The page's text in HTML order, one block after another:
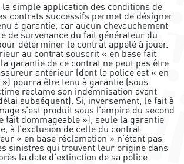
application des conditions de
contrats successifs permet de désigner
à garantie, car aucun chevauchement
de survenance du fait générateur du
déterminer le contrat appelé à jouer.
au contrat souscrit « en base fait
garantie de ce contrat ne peut pas être
antérieur (dont la police est « en
pourra être tenu à garantie (sous
réclame son indemnisation avant
subséquent). Si, inversement, le fait à
s’est produit sous l’empire du second
fait dommageable »), seule la garantie
à l’exclusion de celle du contrat
« en base réclamation » n’étant pas
sinistres qui trouvent leur origine dans
la date d’extinction de sa police.